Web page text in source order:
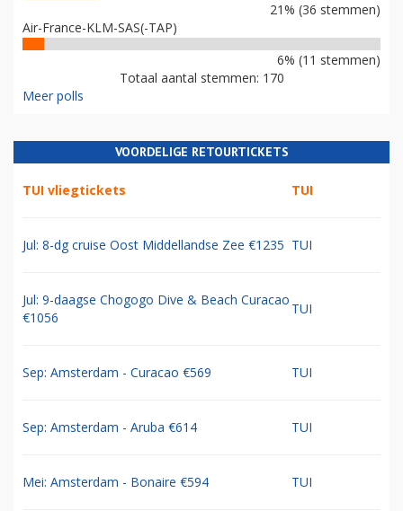
21% (36 stemmen)
Air-France-KLM-SAS(-TAP)
6% (11 stemmen)
Totaal aantal stemmen: 170
Meer polls
VOORDELIGE RETOURTICKETS
TUI vliegtickets TUI
Jul: 8-dg cruise Oost Middellandse Zee €1235 TUI
Jul: 9-daagse Chogogo Dive & Beach Curacao
€1056
TUI
Sep: Amsterdam - Curacao €569 TUI
Sep: Amsterdam - Aruba €614 TUI
Mei: Amsterdam - Bonaire €594 TUI